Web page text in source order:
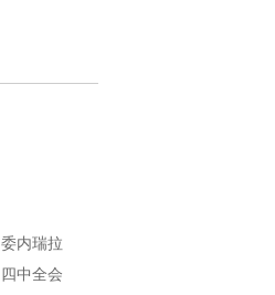
委内瑞拉
四中全会